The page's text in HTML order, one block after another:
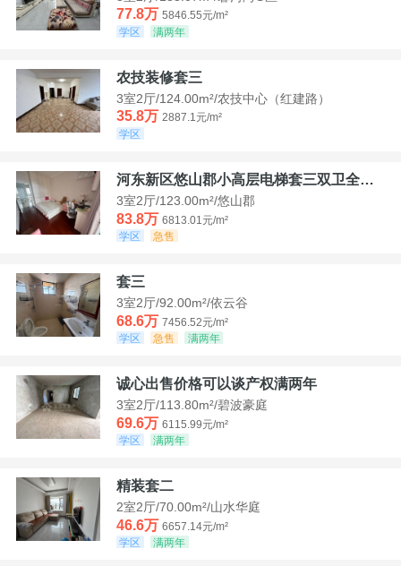
77.8万 5846.55元/m²
学区
满两年
农技装修套三
3室2厅/124.00m²/农技中心（红建路）
35.8万 2887.1元/m²
学区
河东新区悠山郡小高层电梯套三双卫全装带家具家电
3室2厅/123.00m²/悠山郡
83.8万 6813.01元/m²
学区
急售
套三
3室2厅/92.00m²/依云谷
68.6万 7456.52元/m²
学区
急售 满两年
诚心出售价格可以谈产权满两年
3室2厅/113.80m²/碧波豪庭
69.6万 6115.99元/m²
学区
满两年
精装套二
2室2厅/70.00m²/山水华庭
46.6万 6657.14元/m²
学区
满两年